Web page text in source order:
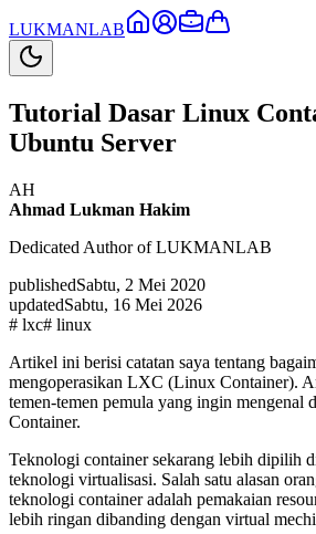
LUKMANLAB
Tutorial Dasar Linux
Ubuntu Server
AH
Ahmad Lukman Hakim
Dedicated Author of LUKMANLAB
publishedSabtu, 2 Mei 2020
updatedSabtu, 16 Mei 2026
# lxc# linux
Artikel ini berisi catatan saya tentang
mengoperasikan LXC (Linux Container).
temen-temen pemula yang ingin mengenal
Container.
Teknologi container sekarang lebih dipilih
teknologi virtualisasi. Salah satu alasan
teknologi container adalah pemakaian
lebih ringan dibanding dengan virtual